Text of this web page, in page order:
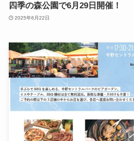
四季の森公園で6月29日開催！
2025年6月22日